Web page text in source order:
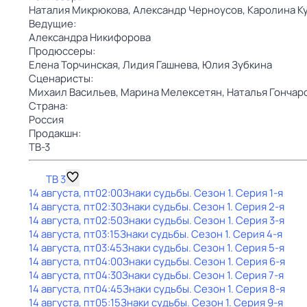
Наталия Микрюкова,Александр Черноусов, Каролина
Ведущие:
Александра Никифорова
Продюссеры:
Елена Торчинская,Лидия Гашнева, Юлия Зубкина
Сценаристы:
Михаил Васильев, Марина Мелексетян, Наталья
Страна:
Россия
Продакшн:
ТВ-3
ТВ 3
14 августа, пт02:00Знаки cyдьбы. Сезон 1. Серия 1-я
14 августа, пт02:30Знаки cyдьбы. Сезон 1. Серия 2-я
14 августа, пт02:50Знаки cyдьбы. Сезон 1. Серия 3-я
14 августа, пт03:15Знаки cyдьбы. Сезон 1. Серия 4-я
14 августа, пт03:45Знаки cyдьбы. Сезон 1. Серия 5-я
14 августа, пт04:00Знаки cyдьбы. Сезон 1. Серия 6-я
14 августа, пт04:30Знаки cyдьбы. Сезон 1. Серия 7-я
14 августа, пт04:45Знаки cyдьбы. Сезон 1. Серия 8-я
14 августа, пт05:15Знаки cyдьбы. Сезон 1. Серия 9-я